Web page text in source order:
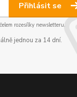
Přihlásit se
rozesílky newsletteru.
jednou za 14 dní.